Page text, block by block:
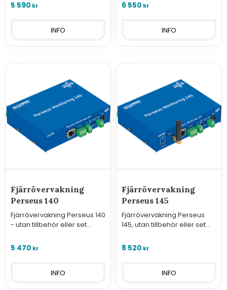
5 590 kr
INFO
6 550 kr
INFO
Fjärrövervakning
Perseus 140
Fjärrövervakning Perseus 140
- utan tillbehör eller set
5 470 kr
INFO
Fjärrövervakning
Perseus 145
Fjärrövervakning Perseus
145, utan tillbehör eller set
8 520 kr
INFO